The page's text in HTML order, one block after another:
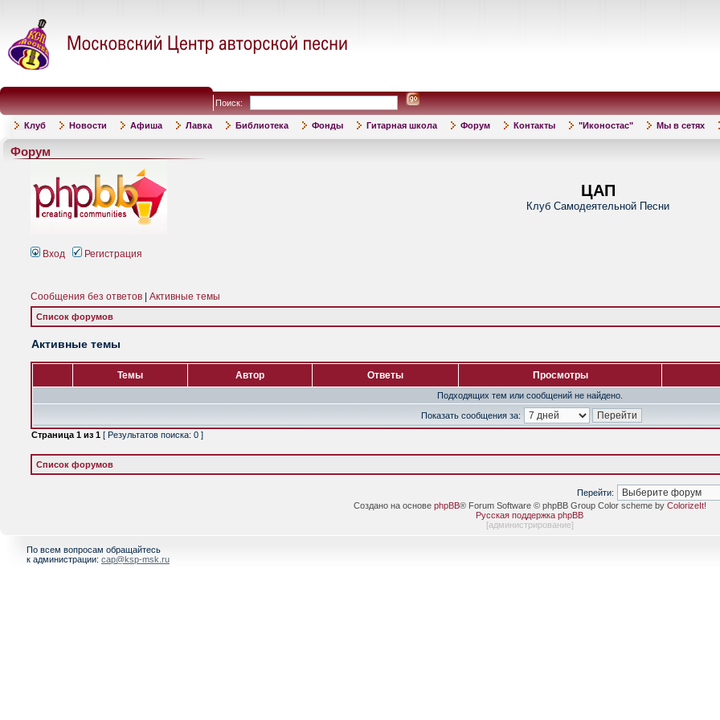
Поиск:
Клуб Новости Афиша Лавка Библиотека Фонды Гитарная школа Форум Контакты "Иконостас" Мы в сетях
Форум
ЦАП
Клуб Самодеятельной Песни
Вход Регистрация
Сообщения без ответов Активные темы
Список форумов
Активные темы
Темы Автор Ответы Просмотры
Подходящих тем или сообщений не найдено.
Показать сообщения за:
Страница 1 из 1 [ Результатов поиска: 0 ]
Список форумов
Перейти:
Создано на основе phpBB® Forum Software © phpBB Group Color scheme by ColorizeIt!
Русская поддержка phpBB
[администрирование]
По всем вопросам обращайтесь
к администрации: cap@ksp-msk.ru